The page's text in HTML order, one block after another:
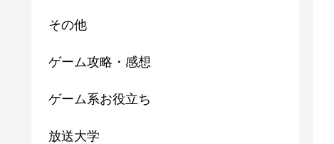
その他
ゲーム攻略・感想
ゲーム系お役立ち
放送大学